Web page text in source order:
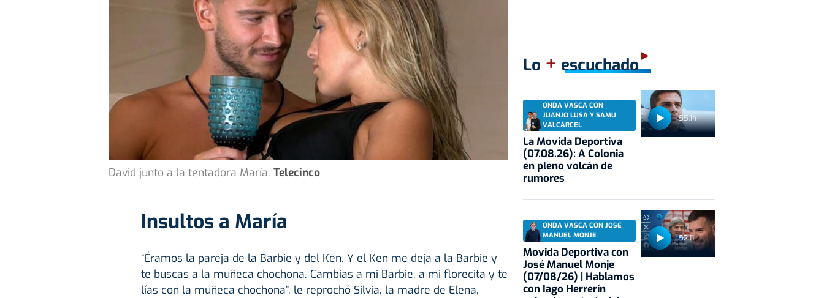
David junto a la tentadora María. Telecinco
Insultos a María
“Éramos la pareja de la Barbie y del Ken. Y el Ken me deja a la Barbie y
te buscas a la muñeca chochona. Cambias a mi Barbie, a mi florecita y te
lías con la muñeca chochona”, le reprochó Silvia, la madre de Elena,
Lo + escuchado
55:14
ONDA VASCA CON
JUANJO LUSA Y SAMU
VALCÁRCEL
La Movida Deportiva
(07.08.26): A Colonia
en pleno volcán de
rumores
52:11
ONDA VASCA CON JOSÉ
MANUEL MONJE
Movida Deportiva con
José Manuel Monje
(07/08/26) | Hablamos
con Iago Herrerín